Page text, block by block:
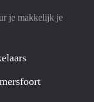
je makkelijk je